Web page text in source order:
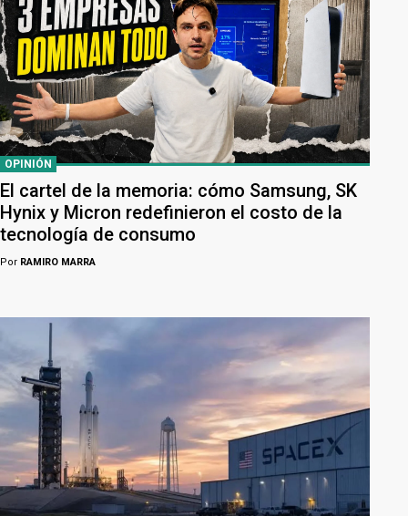
OPINIÓN
El cartel de la memoria: cómo Samsung, SK
Hynix y Micron redefinieron el costo de la
tecnología de consumo
Por RAMIRO MARRA